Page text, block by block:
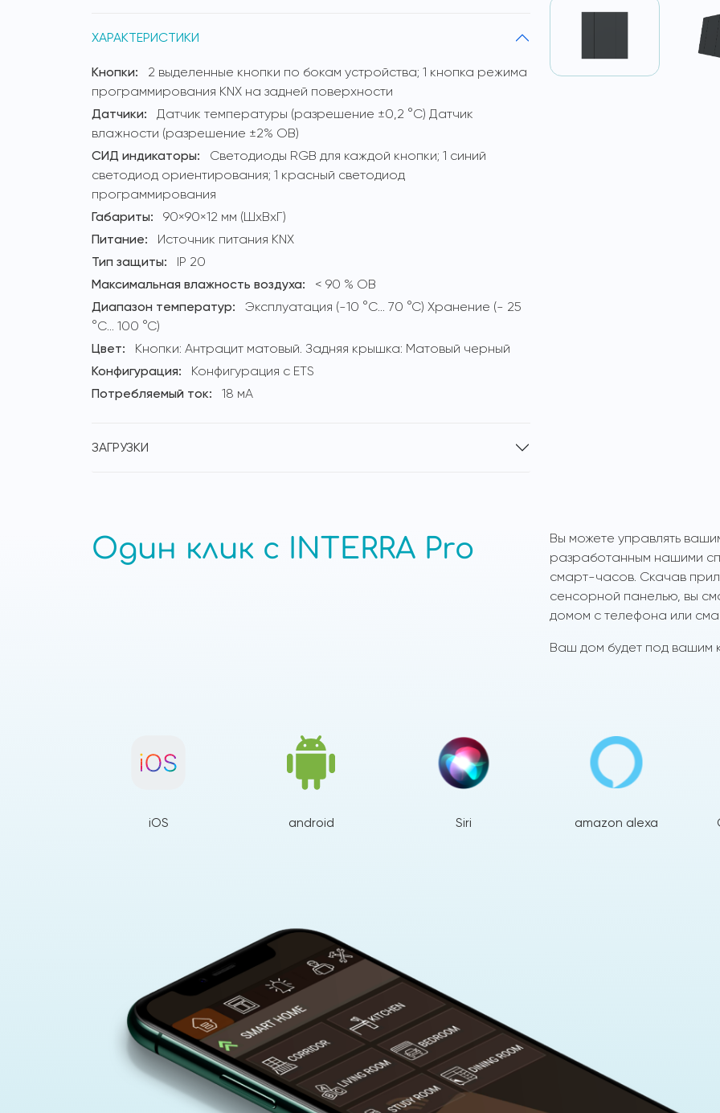
ХАРАКТЕРИСТИКИ
Кнопки:
2 выделенные кнопки по бокам устройства; 1 кнопка режима
программирования KNX на задней поверхности
Датчики:
Датчик температуры (разрешение ±0,2 °C) Датчик
влажности (разрешение ±2% ОВ)
СИД индикаторы:
Светодиоды RGB для каждой кнопки; 1 синий
светодиод ориентирования; 1 красный светодиод
программирования
Габариты:
90×90×12 мм (ШхВхГ)
Питание:
Источник питания KNX
Тип защиты:
IP 20
Максимальная влажность воздуха:
< 90 % ОВ
Диапазон температур:
Эксплуатация (-10 °C... 70 °C) Хранение (- 25
°C... 100 °C)
Цвет:
Кнопки: Антрацит матовый. Задняя крышка: Матовый черный
Конфигурация:
Конфигурация с ETS
Потребляемый ток:
18 мА
ЗАГРУЗКИ
Один клик с INTERRA Pro
Вы можете управлять
разработанным нашими
смарт-часов. Скачав
сенсорной панелью, вы
домом с телефона или
Ваш дом будет под вашим
iOS android Siri amazon alexa